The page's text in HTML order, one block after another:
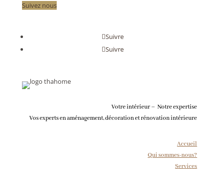
Suivez nous
Suivre
Suivre
Votre intérieur – Notre expertise
Vos experts en aménagement, décoration et rénovation intérieure
Accueil
Qui sommes-nous?
Services